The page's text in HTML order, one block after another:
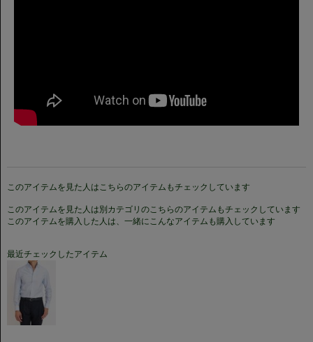
このアイテムを見た人はこちらのアイテムもチェックしています
このアイテムを見た人は別カテゴリのこちらのアイテムもチェックしています
このアイテムを購入した人は、一緒にこんなアイテムも購入しています
最近チェックしたアイテム